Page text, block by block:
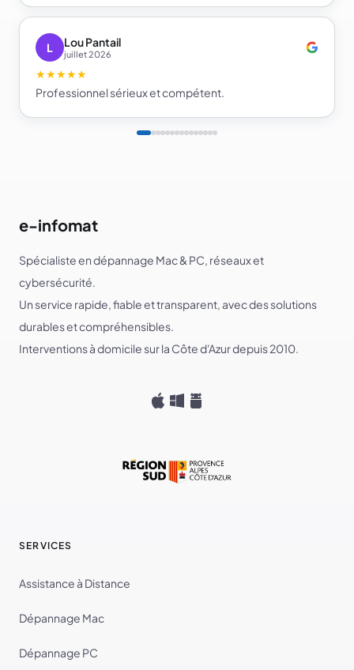
beaucoup plus serein sur la sécurité de mes comptes.
Je recommande e-infomat.
L
Lou Pantail
juillet 2026
★★★★★
Professionnel sérieux et compétent.
e-infomat
Spécialiste en dépannage Mac & PC, réseaux et
cybersécurité.
Un service rapide, fiable et transparent, avec des solutions
durables et compréhensibles.
Interventions à domicile sur la Côte d'Azur depuis 2010.
SERVICES
Assistance à Distance
Dépannage Mac
Dépannage PC